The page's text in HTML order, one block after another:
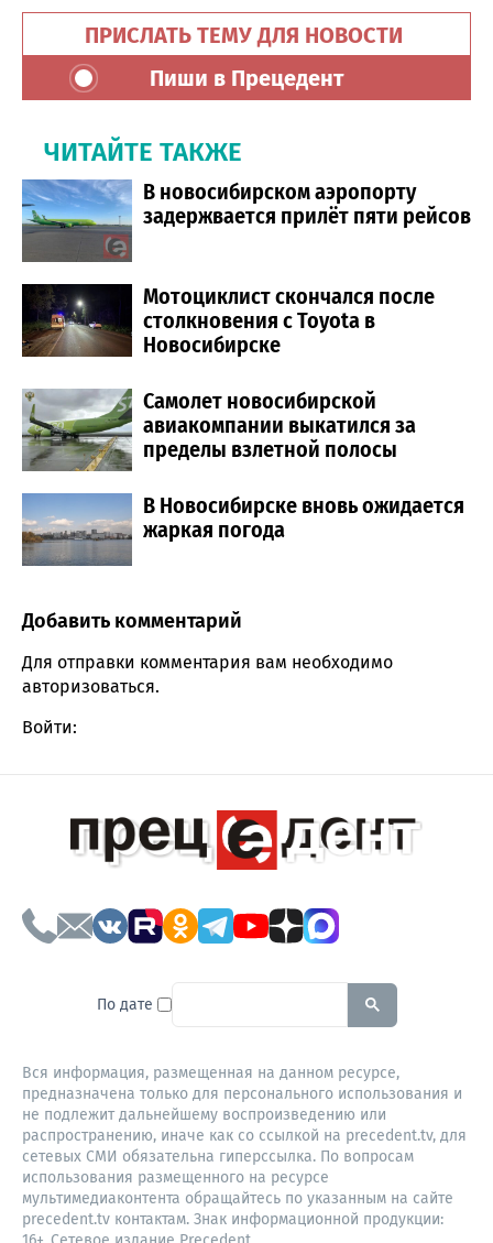
ПРИСЛАТЬ ТЕМУ ДЛЯ НОВОСТИ
Пиши в Прецедент
ЧИТАЙТЕ ТАКЖЕ
В новосибирском аэропорту
задержвается прилёт пяти рейсов
Мотоциклист скончался после
столкновения с Toyota в
Новосибирске
Самолет новосибирской
авиакомпании выкатился за
пределы взлетной полосы
В Новосибирске вновь ожидается
жаркая погода
Comment section
Добавить комментарий
Для отправки комментария вам необходимо
авторизоваться.
Войти:
По дате To search this site, enter a
Вся информация, размещенная на данном ресурсе,
предназначена только для персонального использования и
не подлежит дальнейшему воспроизведению или
распространению, иначе как со ссылкой на precedent.tv, для
сетевых СМИ обязательна гиперссылка. По вопросам
использования размещенного на ресурсе
мультимедиаконтента обращайтесь по указанным на сайте
precedent.tv контактам. Знак информационной продукции: